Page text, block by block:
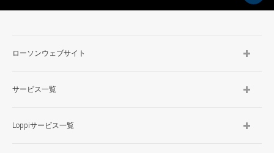
TOP
ローソンウェブサイト
サービス一覧
Loppiサービス一覧